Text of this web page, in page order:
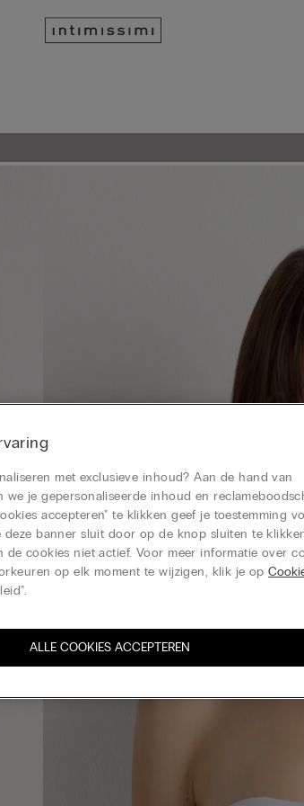
met exclusieve inhoud? Aan de hand van
je gepersonaliseerde inhoud en
accepteren" te klikken geef je toestemming
deze banner sluit door op de knop sluiten te
de cookies niet actief. Voor meer informatie over
op elk moment te wijzigen, klik je op
ALLE COOKIES ACCEPTEREN